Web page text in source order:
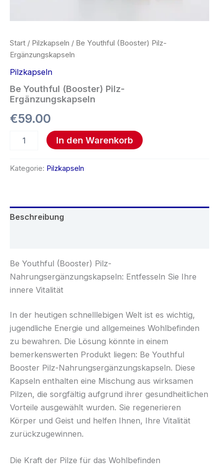
Start / Pilzkapseln / Be Youthful (Booster) Pilz-
Ergänzungskapseln
Pilzkapseln
Be Youthful (Booster) Pilz-
Ergänzungskapseln
€59.00
In den Warenkorb
Kategorie: Pilzkapseln
Beschreibung
Be Youthful (Booster) Pilz-
Nahrungsergänzungskapseln: Entfesseln Sie Ihre
innere Vitalität
In der heutigen schnelllebigen Welt ist es wichtig,
jugendliche Energie und allgemeines Wohlbefinden
zu bewahren. Die Lösung könnte in einem
bemerkenswerten Produkt liegen: Be Youthful
Booster Pilz-Nahrungsergänzungskapseln. Diese
Kapseln enthalten eine Mischung aus wirksamen
Pilzen, die sorgfältig aufgrund ihrer gesundheitlichen
Vorteile ausgewählt wurden. Sie regenerieren
Körper und Geist und helfen Ihnen, Ihre Vitalität
zurückzugewinnen.
Die Kraft der Pilze für das Wohlbefinden